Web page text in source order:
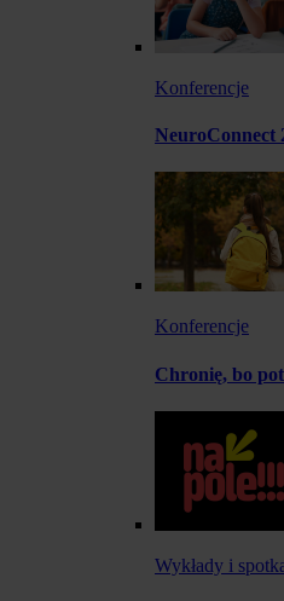
Konferencje
NeuroConnect
Konferencje
Chronię, bo
Wykłady i